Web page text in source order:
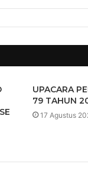
UPACARA
79 TAHUN
17 Agustus